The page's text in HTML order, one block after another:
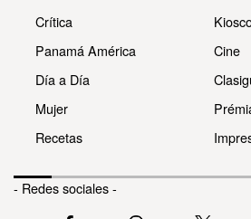
Crítica
Panamá América
Día a Día
Mujer
Recetas
Cine
- Redes sociales -